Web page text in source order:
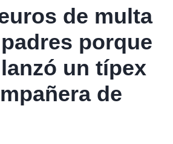
de multa
porque
un típex
de